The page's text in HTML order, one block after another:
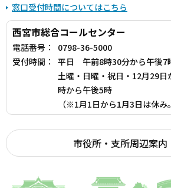
窓口受付時間についてはこちら
西宮市総合コールセンター
電話番号：
0798-36-5000
受付時間：
平日 午前8時30分から午後7
土曜・日曜・祝日・12月29
時から午後5時
（※1月1日から1月3日は休み
市役所・支所周辺案内